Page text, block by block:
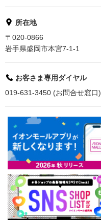
所在地
〒020-0866
岩手県盛岡市本宮7-1-1
お客さま専用ダイヤル
019-631-3450 (お問合せ窓口)